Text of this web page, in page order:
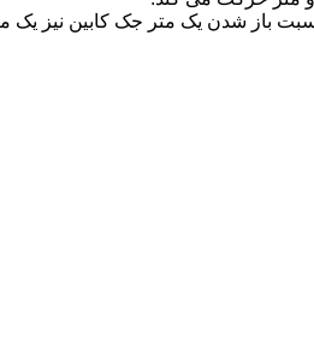
باز شدن یک متر جک کابین نیز